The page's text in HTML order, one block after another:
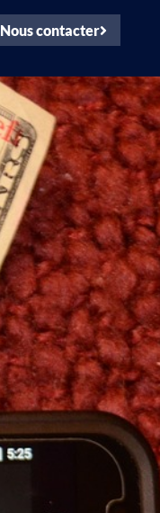
Nous contacter